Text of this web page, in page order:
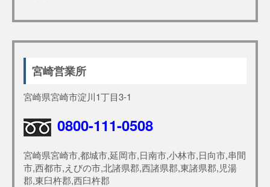
宮崎営業所
宮崎県宮崎市淀川1丁目3-1
0800-111-0508
宮崎県宮崎市,都城市,延岡市,日南市,小林市,日向市,串間
市,西都市,えびの市,北諸県郡,西諸県郡,東諸県郡,児湯
郡,東臼杵郡,西臼杵郡